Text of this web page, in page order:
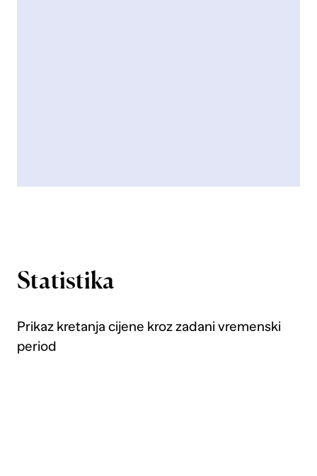
Statistika
Prikaz kretanja cijene kroz zadani vremenski
period